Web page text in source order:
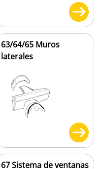
63/64/65 Muros
laterales
67 Sistema de ventanas